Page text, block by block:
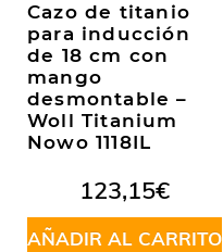
Cazo de titanio
para inducción
de 18 cm con
mango
desmontable –
Woll Titanium
Nowo 1118IL
123,15€
AÑADIR AL CARRITO